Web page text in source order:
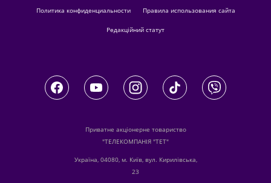
Политика конфиденциальности Правила использования сайта
Редакційний статут
Приватне акціонерне товариство
"ТЕЛЕКОМПАНІЯ "ТЕТ"
Україна, 04080, м. Київ, вул. Кирилівська,
23